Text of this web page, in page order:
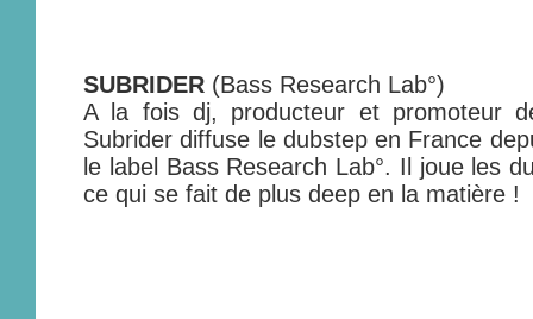
SUBRIDER (Bass Research Lab°)
A la fois dj, producteur et promoteur
Subrider diffuse le dubstep en France
le label Bass Research Lab°. Il joue les
ce qui se fait de plus deep en la matière !